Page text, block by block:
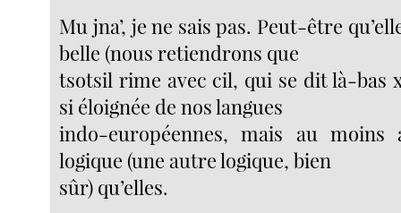
Mu jna’, je ne sais pas. Peut-être
belle (nous retiendrons que
tsotsil rime avec cil, qui se dit là-bas
si éloignée de nos langues
indo-européennes, mais au moins
logique (une autre logique, bien
sûr) qu’elles.